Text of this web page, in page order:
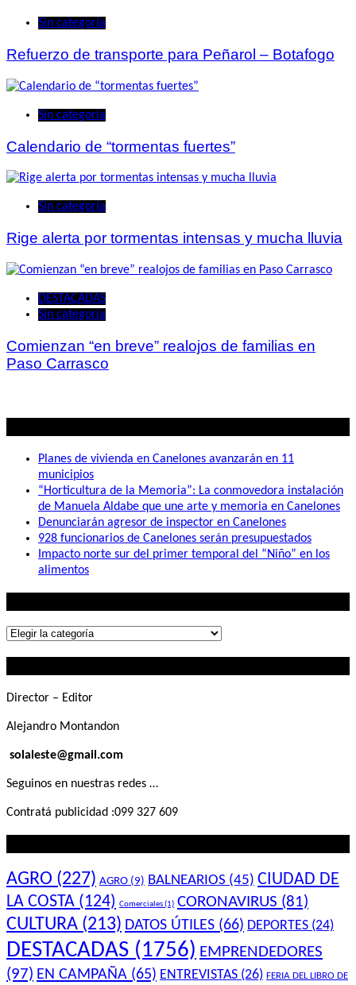
Sin categoría
Refuerzo de transporte para Peñarol – Botafogo
Sin categoría
Calendario de “tormentas fuertes”
Sin categoría
Rige alerta por tormentas intensas y mucha lluvia
DESTACADAS
Sin categoría
Comienzan “en breve” realojos de familias en
Paso Carrasco
Planes de vivienda en Canelones avanzarán en 11
municipios
“Horticultura de la Memoria”: La conmovedora instalación
de Manuela Aldabe que une arte y memoria en Canelones
Denunciarán agresor de inspector en Canelones
928 funcionarios de Canelones serán presupuestados
Impacto norte sur del primer temporal del “Niño” en los
alimentos
Lo
Director – Editor
Alejandro Montandon
solaleste@gmail.com
Seguinos en nuestras redes …
Contratá publicidad :099 327 609
AGRO (227) AGRO (9) BALNEARIOS (45) CIUDAD DE
LA COSTA (124) Comerciales(1) CORONAVIRUS (81)
CULTURA (213) DATOS ÚTILES (66) DEPORTES (24)
DESTACADAS (1756) EMPRENDEDORES
(97) EN CAMPAÑA (65) ENTREVISTAS (26) FERIA DEL LIBRO DE